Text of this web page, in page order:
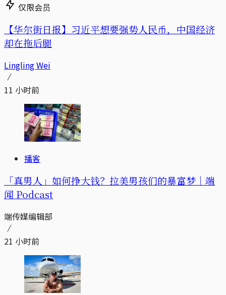
仅限会员
【华尔街日报】习近平想要强势人民币，中国经济
却在拖后腿
Lingling Wei
11 小时前
播客
「真男人」如何挣大钱？拉美男孩们的暴富梦｜端
闻 Podcast
端传媒编辑部
21 小时前